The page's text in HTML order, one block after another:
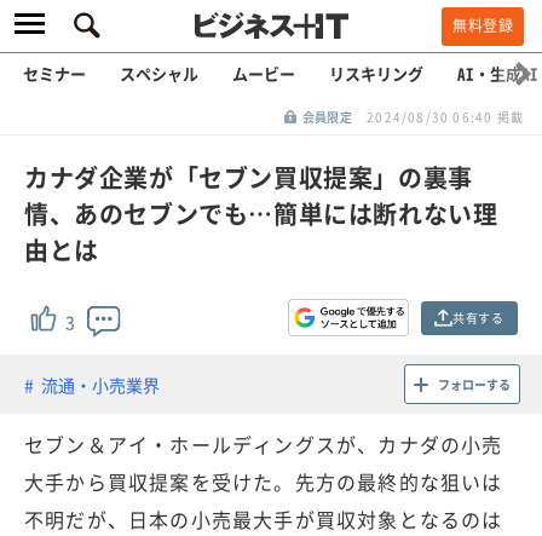
無料登録
セミナー スペシャル ムービー リスキリング AI・生成AI
会員限定 2024/08/30 06:40 掲載
カナダ企業が「セブン買収提案」の裏事
情、あのセブンでも…簡単には断れない理
由とは
3 共有する
流通・小売業界 フォローする
セブン＆アイ・ホールディングスが、カナダの小売
大手から買収提案を受けた。先方の最終的な狙いは
不明だが、日本の小売最大手が買収対象となるのは